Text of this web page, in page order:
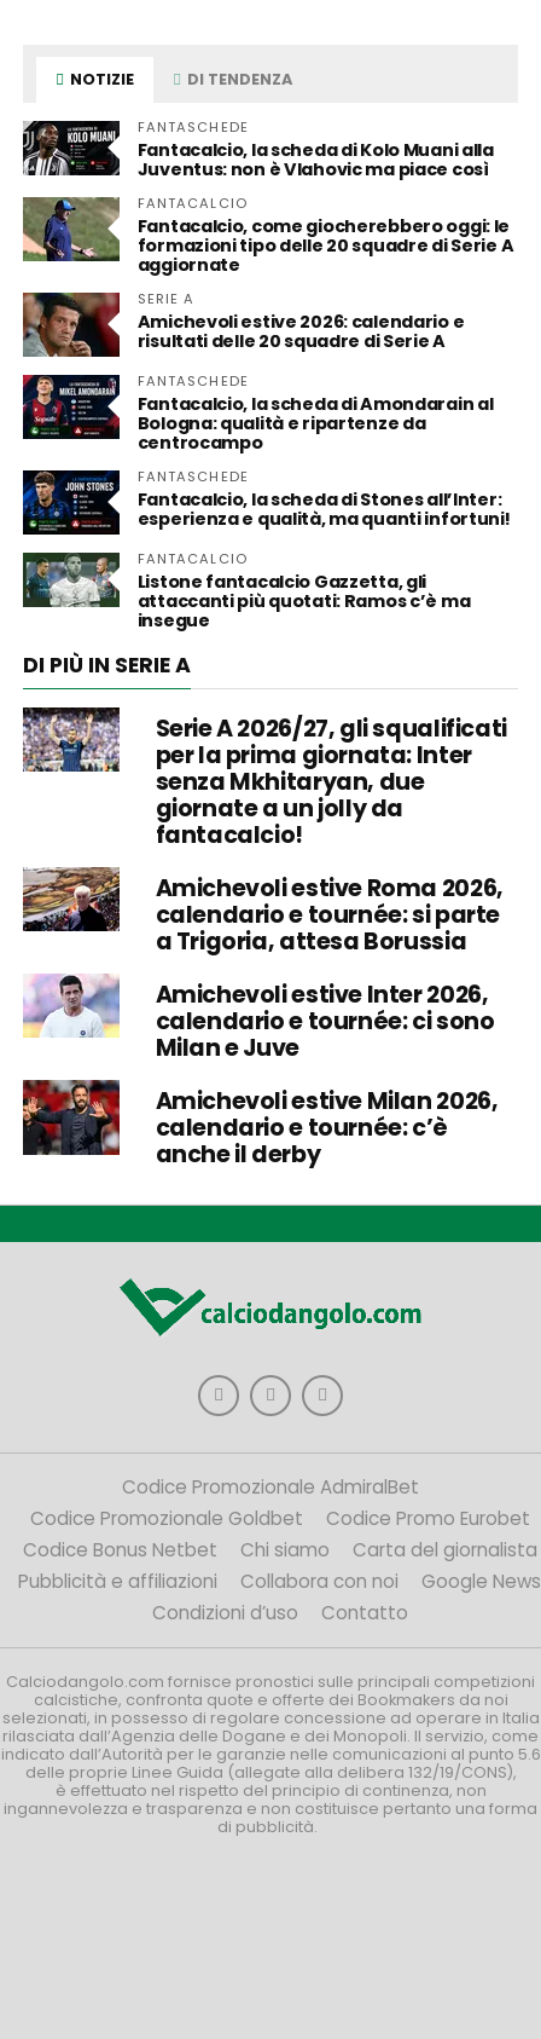
NOTIZIE DI TENDENZA
FANTASCHEDE
Fantacalcio, la scheda di Kolo Muani alla
Juventus: non è Vlahovic ma piace così
FANTACALCIO
Fantacalcio, come giocherebbero oggi: le
formazioni tipo delle 20 squadre di Serie A
aggiornate
SERIE A
Amichevoli estive 2026: calendario e
risultati delle 20 squadre di Serie A
FANTASCHEDE
Fantacalcio, la scheda di Amondarain al
Bologna: qualità e ripartenze da
centrocampo
FANTASCHEDE
Fantacalcio, la scheda di Stones all’Inter:
esperienza e qualità, ma quanti infortuni!
FANTACALCIO
Listone fantacalcio Gazzetta, gli
attaccanti più quotati: Ramos c’è ma
insegue
DI PIÙ IN SERIE A
Serie A 2026/27, gli squalificati
per la prima giornata: Inter
senza Mkhitaryan, due
giornate a un jolly da
fantacalcio!
Amichevoli estive Roma 2026,
calendario e tournée: si parte
a Trigoria, attesa Borussia
Amichevoli estive Inter 2026,
calendario e tournée: ci sono
Milan e Juve
Amichevoli estive Milan 2026,
calendario e tournée: c’è
anche il derby
Codice Promozionale AdmiralBet
Codice Promozionale Goldbet
Codice Promo Eurobet
Codice Bonus Netbet
Chi siamo
Carta del giornalista
Pubblicità e affiliazioni
Collabora con noi
Google News
Condizioni d’uso
Contatto
Calciodangolo.com fornisce pronostici sulle principali competizioni
calcistiche, confronta quote e offerte dei Bookmakers da noi
selezionati, in possesso di regolare concessione ad operare in Italia
rilasciata dall’Agenzia delle Dogane e dei Monopoli. Il servizio, come
indicato dall’Autorità per le garanzie nelle comunicazioni al punto 5.6
delle proprie Linee Guida (allegate alla delibera 132/19/CONS),
è effettuato nel rispetto del principio di continenza, non
ingannevolezza e trasparenza e non costituisce pertanto una forma
di pubblicità.